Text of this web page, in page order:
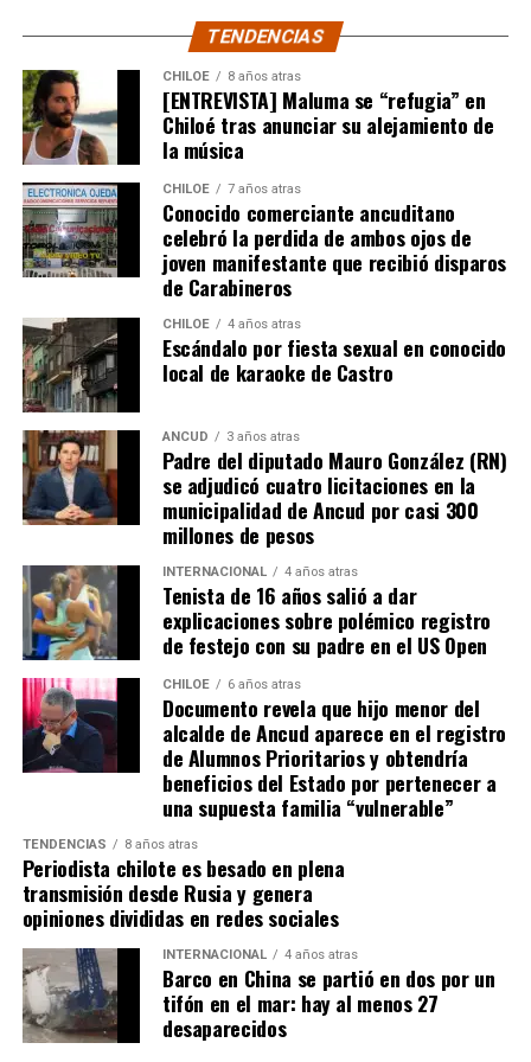
Recordó que, en un caso puntual, un vecino de la
comuna de Castro, que tenía un expediente que cumplía
con todos los antecedentes técnicos, administrativos y
jurídicos, solo le faltaba la inscripción en el Conservador
de Bienes Raíces, pero su tramitación fue rechazada.
El Consejero Francisco Cárcamo insistió que el nuevo
dictamen de Contraloría es una buena noticia para
muchas familias que desde hace un tiempo venían
tramitando la regularización de sus sitios, aunque ahora
también tendrán que responder con algunos requisitos
como por ejemplo tener un periodo de ocupación de la
propiedad por más de 5 años.
“Efectivamente al interpretar el dictamen de
Contraloría, si bien es cierto, permite nuevamente
sanear sitios, sobre la propiedad particular en el
sector rural específicamente, viene con algunas
precisiones y van a ser más rigurosos en la
ocupación material, es decir, la persona que quiera
sanear tiene que tener un inmueble construido
sobre el sitio, tiene que estar cerrado, tiene que
estar conectado idealmente a los servicios básicos,
idealmente a agua potable, luz eléctrica y tener
dominio de ocupación material por más de 5 años,
como lo dice la Ley”,recalcó el consejero de la
provincia de Chiloé.
Cabe recordar que el consejero Francisco Cárcamo había
planteado esta inquietud el pasado 20 de marzo en el
Consejo Regional, logrando el acuerdo de todos los
consejeros para oficiar al Ministerio del ramo e invitar a
la Seremi de Bienes Nacionales para informar de la
situación.
El personero indicó que la aplicación del dictamen de
Contraloría había generado una tremenda
contradicción entre ministerios, dado que por un lado el
TENDENCIAS
CHILOE 8 años atras
[ENTREVISTA] Maluma se “refugia” en
Chiloé tras anunciar su alejamiento de
la música
CHILOE 7 años atras
Conocido comerciante ancuditano
celebró la perdida de ambos ojos de
joven manifestante que recibió disparos
de Carabineros
CHILOE 4 años atras
Escándalo por fiesta sexual en conocido
local de karaoke de Castro
ANCUD 3 años atras
Padre del diputado Mauro González (RN)
se adjudicó cuatro licitaciones en la
municipalidad de Ancud por casi 300
millones de pesos
INTERNACIONAL 4 años atras
Tenista de 16 años salió a dar
explicaciones sobre polémico registro
de festejo con su padre en el US Open
CHILOE 6 años atras
Documento revela que hijo menor del
alcalde de Ancud aparece en el registro
de Alumnos Prioritarios y obtendría
beneficios del Estado por pertenecer a
una supuesta familia “vulnerable”
TENDENCIAS 8 años atras
Periodista chilote es besado en plena
transmisión desde Rusia y genera
opiniones divididas en redes sociales
INTERNACIONAL 4 años atras
Barco en China se partió en dos por un
tifón en el mar: hay al menos 27
desaparecidos